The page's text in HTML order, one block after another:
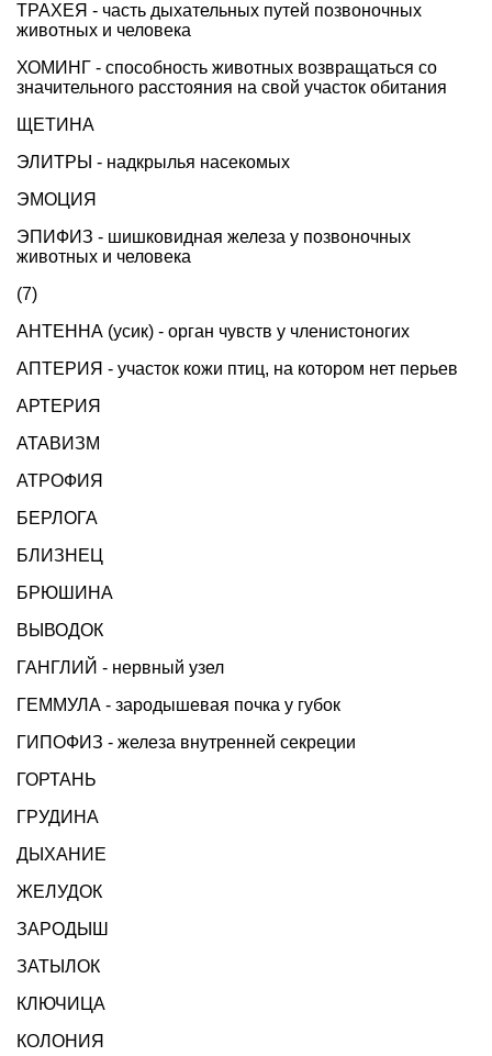
ТРАХЕЯ - часть дыхательных путей позвоночных
животных и человека
ХОМИНГ - способность животных возвращаться со
значительного расстояния на свой участок обитания
ЩЕТИНА
ЭЛИТРЫ - надкрылья насекомых
ЭМОЦИЯ
ЭПИФИЗ - шишковидная железа у позвоночных
животных и человека
(7)
АНТЕННА (усик) - орган чувств у членистоногих
АПТЕРИЯ - участок кожи птиц, на котором нет перьев
АРТЕРИЯ
АТАВИЗМ
АТРОФИЯ
БЕРЛОГА
БЛИЗНЕЦ
БРЮШИНА
ВЫВОДОК
ГАНГЛИЙ - нервный узел
ГЕММУЛА - зародышевая почка у губок
ГИПОФИЗ - железа внутренней секреции
ГОРТАНЬ
ГРУДИНА
ДЫХАНИЕ
ЖЕЛУДОК
ЗАРОДЫШ
ЗАТЫЛОК
КЛЮЧИЦА
КОЛОНИЯ